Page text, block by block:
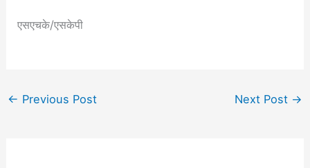
एसएचके/एसकेपी
← Previous Post Next Post →